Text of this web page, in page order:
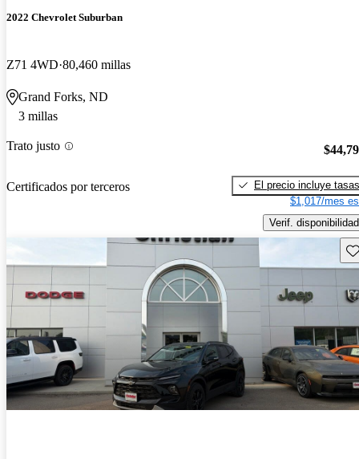
2022 Chevrolet Suburban
Z71 4WD 80,460 millas
Grand Forks, ND
3 millas
Trato justo
Certificados por terceros
El precio incluye tasas
$1,017/mes
Verif. disponibilidad